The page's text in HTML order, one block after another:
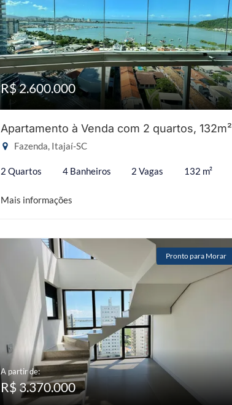
R$ 2.600.000
Apartamento à Venda com 2 quartos, 132m²
Fazenda, Itajaí-SC
2 Quartos 4 Banheiros 2 Vagas 132 m²
Mais informações
Pronto para Morar
A partir de:
R$ 3.370.000